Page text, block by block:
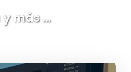
más ...